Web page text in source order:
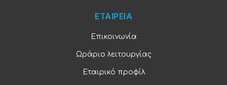
ΕΤΑΙΡΕΙΑ
Επικοινωνία
Ωράριο λειτουργίας
Εταιρικό προφίλ